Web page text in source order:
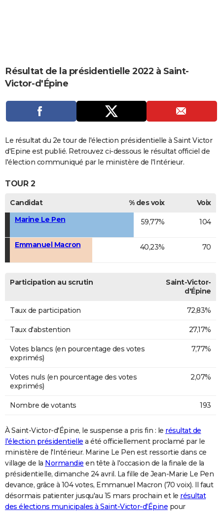
CARTE DE VOEUX
Carte Bonne année
Carte Saint-Valentin
Carte d'anniversaire
Dictionnaire
Biographies
Expressions
Proverbes
PROGRAMME TV
S'inscrire
Se connecter
Lycées
Collèges
Primaires
Universités
Entreprises
Service militaire
Avis de recherche
AVIS DE DÉCÈS
Résultat de la présidentielle 2022 à Saint-
Victor-d'Épine
Le résultat du 2e tour de l'élection présidentielle à Saint Victor
d'Epine est publié. Retrouvez ci-dessous le résultat officiel de
l'élection communiqué par le ministère de l'Intérieur.
TOUR 2
Candidat % des voix
Voix
Marine Le Pen
59,77% 104
Emmanuel Macron 40,23% 70
Participation au scrutin
Saint-Victor-
d'Épine
Taux de participation 72,83%
Taux d'abstention 27,17%
Votes blancs (en pourcentage des votes
exprimés)
7,77%
Votes nuls (en pourcentage des votes
exprimés)
2,07%
Nombre de votants 193
À Saint-Victor-d'Épine, le suspense a pris fin : le résultat de
l'élection présidentielle a été officiellement proclamé par le
ministère de l'Intérieur. Marine Le Pen est ressortie dans ce
village de la Normandie en tête à l'occasion de la finale de la
présidentielle, dimanche 24 avril. La fille de Jean-Marie Le Pen
devance, grâce à 104 votes, Emmanuel Macron (70 voix). Il faut
désormais patienter jusqu'au 15 mars prochain et le résultat
des élections municipales à Saint-Victor-d'Épine pour